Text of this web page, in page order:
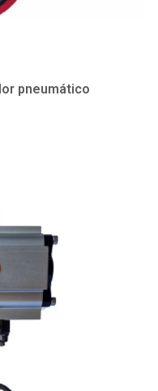
pneumático